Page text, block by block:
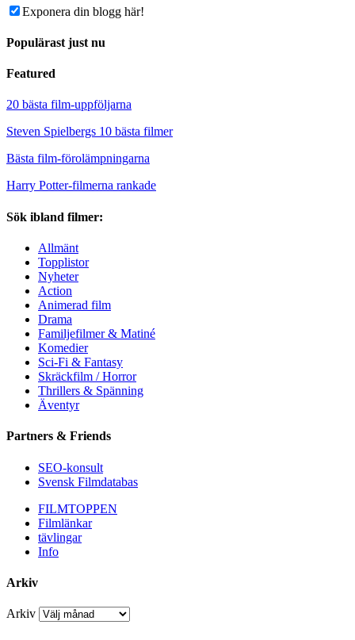
Exponera din blogg här!
Populärast just nu
Featured
20 bästa film-uppföljarna
Steven Spielbergs 10 bästa filmer
Bästa film-förolämpningarna
Harry Potter-filmerna rankade
Sök ibland filmer:
Allmänt
Topplistor
Nyheter
Action
Animerad film
Drama
Familjefilmer & Matiné
Komedier
Sci-Fi & Fantasy
Skräckfilm / Horror
Thrillers & Spänning
Äventyr
Partners & Friends
SEO-konsult
Svensk Filmdatabas
FILMTOPPEN
Filmlänkar
tävlingar
Info
Arkiv
Arkiv